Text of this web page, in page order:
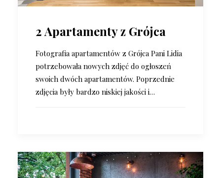
2 Apartamenty z Grójca
Fotografia apartamentów z Grójca Pani Lidia
potrzebowała nowych zdjęć do ogłoszeń
swoich dwóch apartamentów. Poprzednie
zdjęcia były bardzo niskiej jakości i…